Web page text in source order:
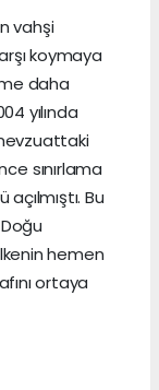
vahşi
koymaya
daha
yılında
sınırlama
Bu
hemen
ortaya